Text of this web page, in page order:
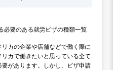
カの企業や店舗などで働く際に
カで働きたいと思っている全て
があります。しかし、ビザ申請